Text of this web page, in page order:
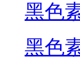
黑色
黑色